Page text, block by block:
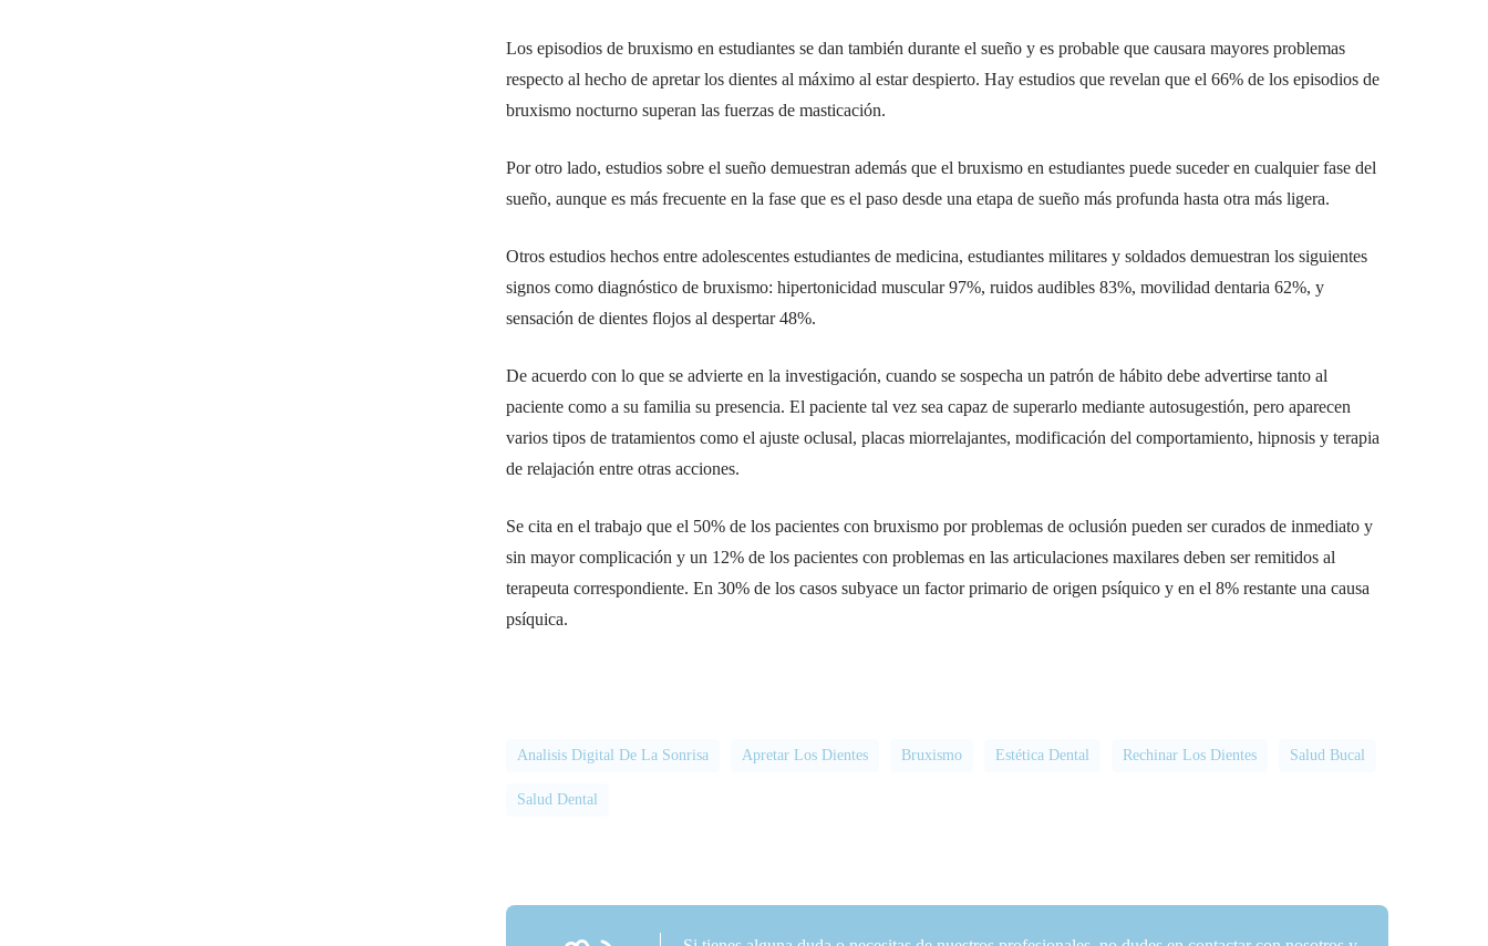
Los episodios de bruxismo en estudiantes se dan también durante el sueño y es probable que causara mayores problemas
respecto al hecho de apretar los dientes al máximo al estar despierto. Hay estudios que revelan que el 66% de los episodios de
bruxismo nocturno superan las fuerzas de masticación.
Por otro lado, estudios sobre el sueño demuestran además que el bruxismo en estudiantes puede suceder en cualquier fase del
sueño, aunque es más frecuente en la fase que es el paso desde una etapa de sueño más profunda hasta otra más ligera.
Otros estudios hechos entre adolescentes estudiantes de medicina, estudiantes militares y soldados demuestran los siguientes
signos como diagnóstico de bruxismo: hipertonicidad muscular 97%, ruidos audibles 83%, movilidad dentaria 62%, y
sensación de dientes flojos al despertar 48%.
De acuerdo con lo que se advierte en la investigación, cuando se sospecha un patrón de hábito debe advertirse tanto al
paciente como a su familia su presencia. El paciente tal vez sea capaz de superarlo mediante autosugestión, pero aparecen
varios tipos de tratamientos como el ajuste oclusal, placas miorrelajantes, modificación del comportamiento, hipnosis y terapia
de relajación entre otras acciones.
Se cita en el trabajo que el 50% de los pacientes con bruxismo por problemas de oclusión pueden ser curados de inmediato y
sin mayor complicación y un 12% de los pacientes con problemas en las articulaciones maxilares deben ser remitidos al
terapeuta correspondiente. En 30% de los casos subyace un factor primario de origen psíquico y en el 8% restante una causa
psíquica.
Analisis Digital De La Sonrisa Apretar Los Dientes Bruxismo Estética Dental Rechinar Los Dientes Salud Bucal
Salud Dental